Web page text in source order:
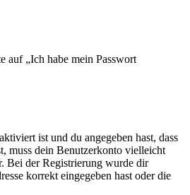
auf „Ich habe mein Passwort
aktiviert ist und du angegeben hast, dass
muss dein Benutzerkonto vielleicht
Bei der Registrierung wurde dir
korrekt eingegeben hast oder die